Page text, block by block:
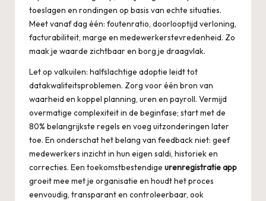
toeslagen en rondingen op basis van echte situaties.
Meet vanaf dag één: foutenratio, doorlooptijd verloning,
facturabiliteit, marge en medewerkerstevredenheid. Zo
maak je waarde zichtbaar en borg je draagvlak.
Let op valkuilen: halfslachtige adoptie leidt tot
datakwaliteitsproblemen. Zorg voor één bron van
waarheid en koppel planning, uren en payroll. Vermijd
overmatige complexiteit in de beginfase; start met de
80% belangrijkste regels en voeg uitzonderingen later
toe. En onderschat het belang van feedback niet: geef
medewerkers inzicht in hun eigen saldi, historiek en
correcties. Een toekomstbestendige urenregistratie app
groeit mee met je organisatie en houdt het proces
eenvoudig, transparant en controleerbaar, ook